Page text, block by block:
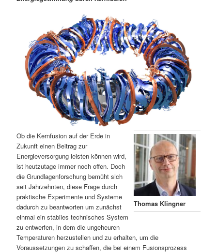
e
h
a
l
t
s
p
ä
I
n
h
a
l
t
n
Thomas Klingner
Ob die Kernfusion auf der Erde in
Zukunft einen Beitrag zur
Energieversorgung leisten können wird,
ist heutzutage immer noch offen. Doch
die Grundlagenforschung bemüht sich
seit Jahrzehnten, diese Frage durch
praktische Experimente und Systeme
dadurch zu beantworten um zunächst
einmal ein stabiles technisches System
zu entwerfen, in dem die ungeheuren
Temperaturen herzustellen und zu erhalten, um die
Voraussetzungen zu schaffen, die bei einem Fusionsprozess